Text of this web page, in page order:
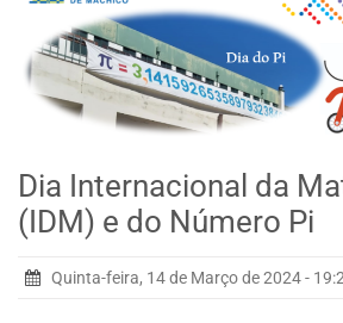
Dia Internacional da
(IDM) e do Número Pi
Quinta-feira, 14 de Março de 2024 -